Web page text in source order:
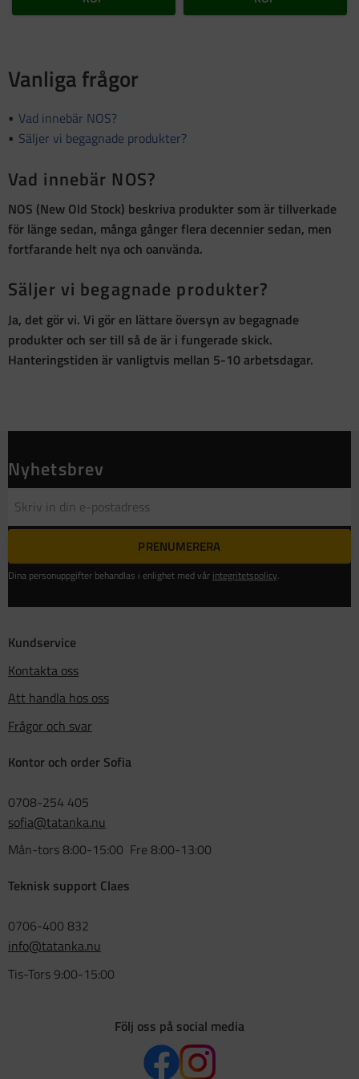
Vanliga frågor
Vad innebär NOS?
Säljer vi begagnade produkter?
Vad innebär NOS?
NOS (New Old Stock) beskriva produkter som ärtillverkade
för länge sedan, många gånger flera decennier sedan, men
fortfarande helt nya och oanvända.
Säljer vi begagnade produkter?
Ja, det gör vi. Vi gör en lättare översyn av begagnade
produkter och ser till så de är i fungerade skick.
Hanteringstiden är vanligtvis mellan 5-10 arbetsdagar.
Nyhetsbrev
PRENUMERERA
Dina personuppgifter behandlas i enlighet med vår integritetspolicy.
Kundservice
Kontakta oss
Att handla hos oss
Frågor och svar
Kontor och order Sofia
0708-254 405
sofia@tatanka.nu
Mån-tors 8:00-15:00 Fre 8:00-13:00
Teknisk support Claes
0706-400 832
info@tatanka.nu
Tis-Tors 9:00-15:00
Följ oss på social media